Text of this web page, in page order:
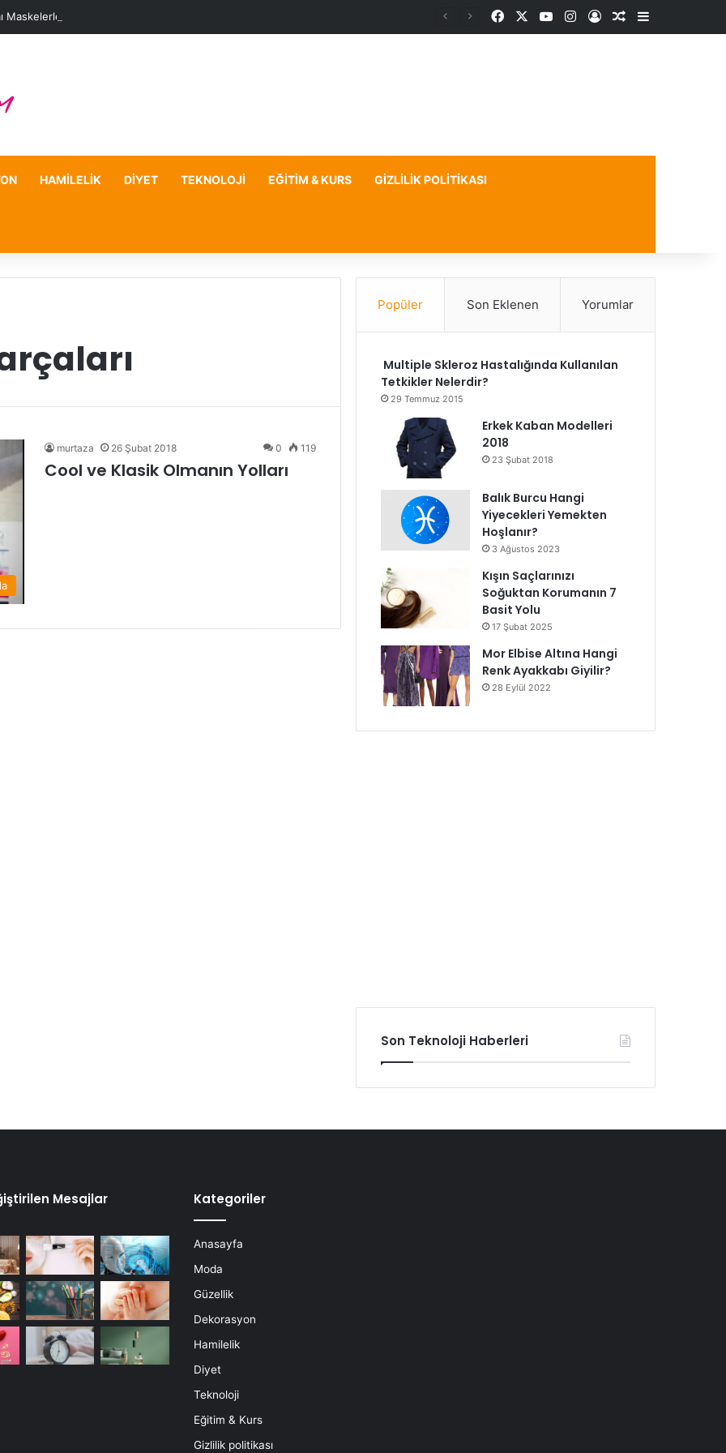
Maskelerle Leke Sorununa Çözüm Önerileri FacebookYouTubeInstagram
Kayıt OlRastgele Makale
Kenar
HAMILELIK DIYET TEKNOLOJI EĞITIM & KURS GIZLILIK POLITIKASI
murtaza 26 Şubat 2018 0 119
Cool ve Klasik Olmanın Yolları
Popüler Son Eklenen Yorumlar
Multiple Skleroz Hastalığında Kullanılan
Tetkikler Nelerdir?
29 Temmuz 2015
Erkek Kaban Modelleri
2018
23 Şubat 2018
Balık Burcu Hangi
Yiyecekleri Yemekten
Hoşlanır?
3 Ağustos 2023
Kışın Saçlarınızı
Soğuktan Korumanın 7
Basit Yolu
17 Şubat 2025
Mor Elbise Altına Hangi
Renk Ayakkabı Giyilir?
28 Eylül 2022
Son Teknoloji Haberleri
Mesajlar Kategoriler
Anasayfa
Moda
Güzellik
Dekorasyon
Hamilelik
Diyet
Teknoloji
Eğitim & Kurs
Gizlilik politikası